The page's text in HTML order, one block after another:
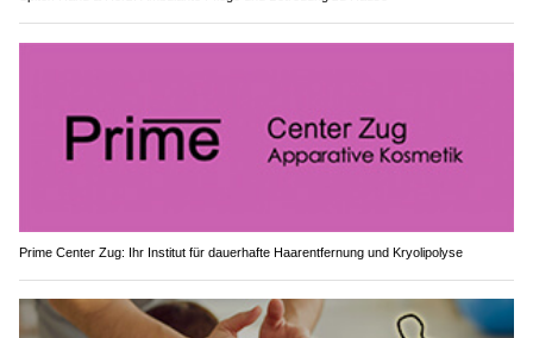
Prime Center Zug: Ihr Institut für dauerhafte Haarentfernung und Kryolipolyse